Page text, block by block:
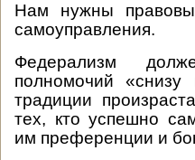
Нам нужны
самоуправления.
Федерализм
полномочий «снизу
традиции
тех, кто успешно
им преференции и